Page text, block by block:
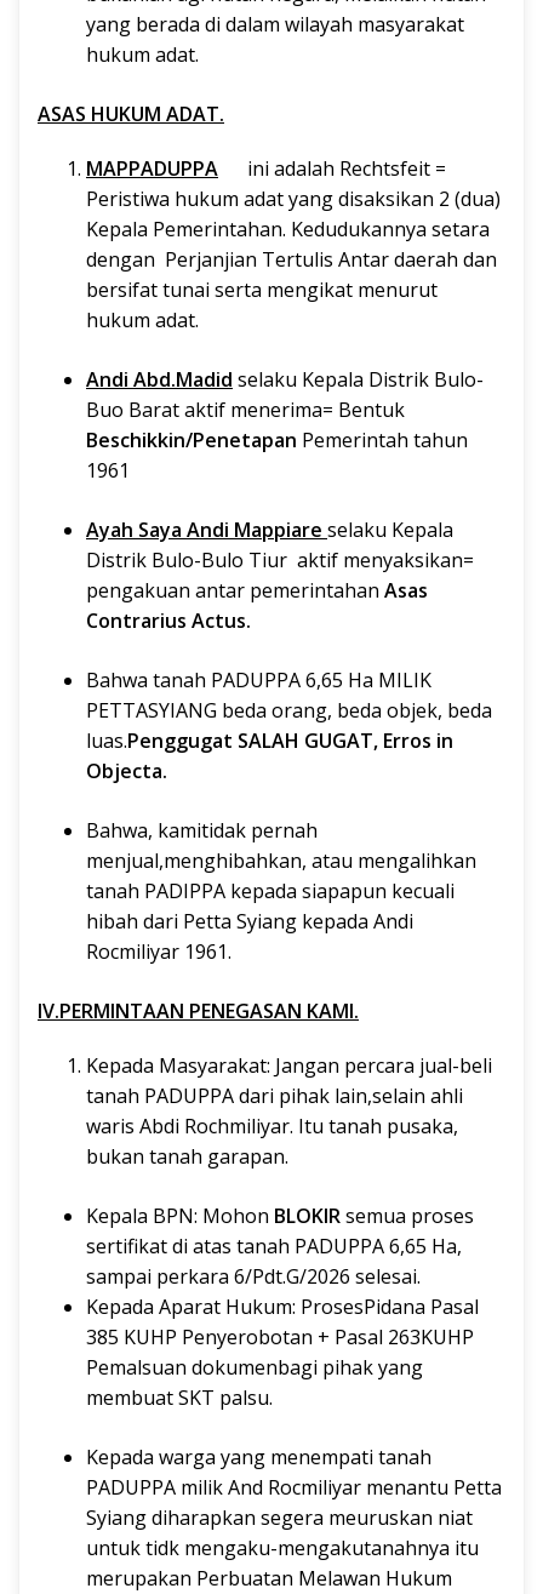
yang berada di dalam wilayah masyarakat
hukum adat.
ASAS HUKUM ADAT.
MAPPADUPPA ini adalah Rechtsfeit =
Peristiwa hukum adat yang disaksikan 2 (dua)
Kepala Pemerintahan. Kedudukannya setara
dengan Perjanjian Tertulis Antar daerah dan
bersifat tunai serta mengikat menurut
hukum adat.
Andi Abd.Madid selaku Kepala Distrik Bulo-
Buo Barat aktif menerima= Bentuk
Beschikkin/Penetapan Pemerintah tahun
1961
Ayah Saya Andi Mappiare selaku Kepala
Distrik Bulo-Bulo Tiur aktif menyaksikan=
pengakuan antar pemerintahan Asas
Contrarius Actus.
Bahwa tanah PADUPPA 6,65 Ha MILIK
PETTASYIANG beda orang, beda objek, beda
luas.Penggugat SALAH GUGAT, Erros in
Objecta.
Bahwa, kamitidak pernah
menjual,menghibahkan, atau mengalihkan
tanah PADIPPA kepada siapapun kecuali
hibah dari Petta Syiang kepada Andi
Rocmiliyar 1961.
IV.PERMINTAAN PENEGASAN KAMI.
Kepada Masyarakat: Jangan percara jual-beli
tanah PADUPPA dari pihak lain,selain ahli
waris Abdi Rochmiliyar. Itu tanah pusaka,
bukan tanah garapan.
Kepala BPN: Mohon BLOKIRsemua proses
sertifikat di atas tanah PADUPPA 6,65 Ha,
sampai perkara 6/Pdt.G/2026 selesai.
Kepada Aparat Hukum: ProsesPidana Pasal
385 KUHP Penyerobotan + Pasal 263KUHP
Pemalsuan dokumenbagi pihak yang
membuat SKT palsu.
Kepada warga yang menempati tanah
PADUPPA milik And Rocmiliyar menantu Petta
Syiang diharapkan segera meuruskan niat
untuk tidk mengaku-mengakutanahnya itu
merupakan Perbuatan Melawan Hukum